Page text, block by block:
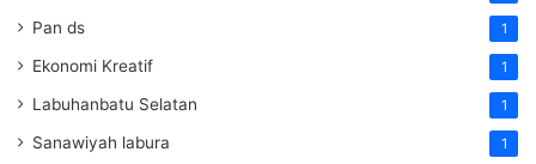
Pan ds 1
Ekonomi Kreatif 1
Labuhanbatu Selatan 1
Sanawiyah labura 1